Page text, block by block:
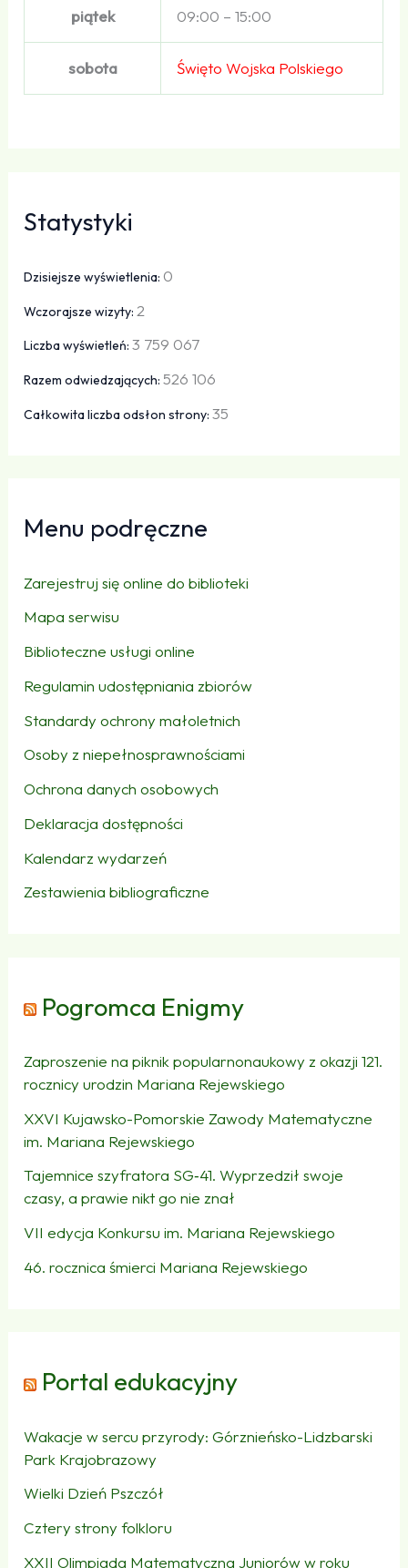
piątek 09:00 – 15:00
sobota Święto Wojska Polskiego
Statystyki
Dzisiejsze wyświetlenia: 0
Wczorajsze wizyty:2
Liczba wyświetleń:3 759 067
Razem odwiedzających:526 106
Całkowita liczba odsłon strony:35
Menu podręczne
Zarejestruj się online do biblioteki
Mapa serwisu
Biblioteczne usługi online
Regulamin udostępniania zbiorów
Standardy ochrony małoletnich
Osoby z niepełnosprawnościami
Ochrona danych osobowych
Deklaracja dostępności
Kalendarz wydarzeń
Zestawienia bibliograficzne
Pogromca Enigmy
Zaproszenie na piknik popularnonaukowy z okazji 121.
rocznicy urodzin Mariana Rejewskiego
XXVI Kujawsko-Pomorskie Zawody Matematyczne
im. Mariana Rejewskiego
Tajemnice szyfratora SG‑41. Wyprzedził swoje
czasy, a prawie nikt go nie znał
VII edycja Konkursu im. Mariana Rejewskiego
46. rocznica śmierci Mariana Rejewskiego
Portal edukacyjny
Wakacje w sercu przyrody: Górznieńsko-Lidzbarski
Park Krajobrazowy
Wielki Dzień Pszczół
Cztery strony folkloru
XXII Olimpiada Matematyczna Juniorów w roku